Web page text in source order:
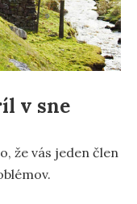
v sne
že vás jeden člen